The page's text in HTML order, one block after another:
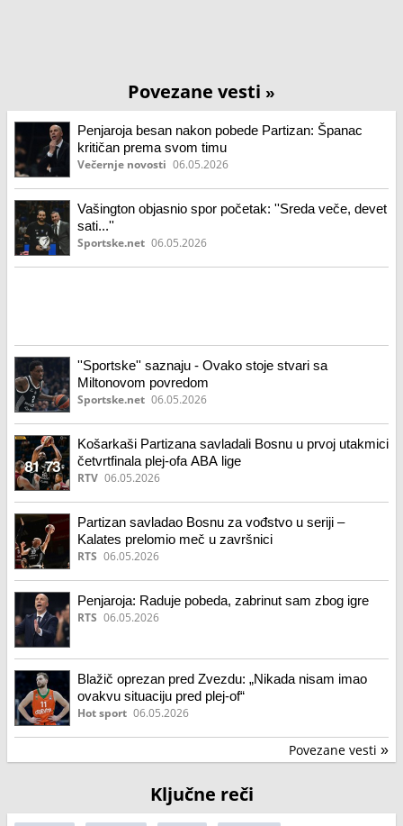
Povezane vesti »
Penjaroja besan nakon pobede Partizan: Španac
kritičan prema svom timu
Večernje novosti 06.05.2026
Vašington objasnio spor početak: ''Sreda veče, devet
sati...''
Sportske.net 06.05.2026
''Sportske'' saznaju - Ovako stoje stvari sa
Miltonovom povredom
Sportske.net 06.05.2026
Košarkaši Partizana savladali Bosnu u prvoj utakmici
četvrtfinala plej-ofa ABA lige
RTV 06.05.2026
Partizan savladao Bosnu za vođstvo u seriji –
Kalates prelomio meč u završnici
RTS 06.05.2026
Penjaroja: Raduje pobeda, zabrinut sam zbog igre
RTS 06.05.2026
Blažič oprezan pred Zvezdu: „Nikada nisam imao
ovakvu situaciju pred plej-of“
Hot sport 06.05.2026
Povezane vesti »
Ključne reči